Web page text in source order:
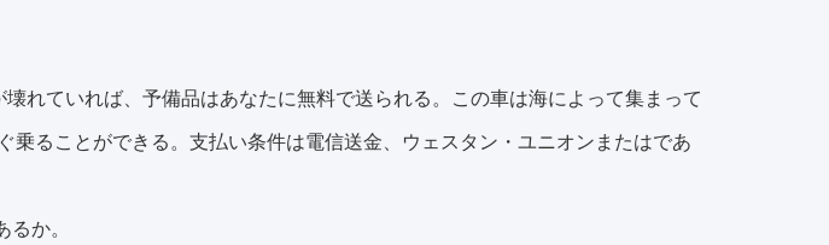
れていれば、予備品はあなたに無料で送られる。この車は海によって集まって
乗ることができる。支払い条件は電信送金、ウェスタン・ユニオンまたはであ
か。